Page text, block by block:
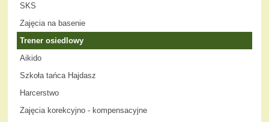
SKS
Zajęcia na basenie
Trener osiedlowy
Aikido
Szkoła tańca Hajdasz
Harcerstwo
Zajęcia korekcyjno - kompensacyjne